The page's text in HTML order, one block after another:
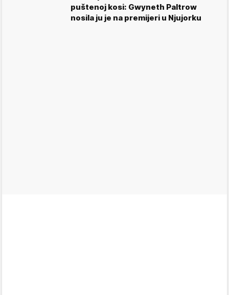
puštenoj kosi: Gwyneth Paltrow
nosila ju je na premijeri u Njujorku